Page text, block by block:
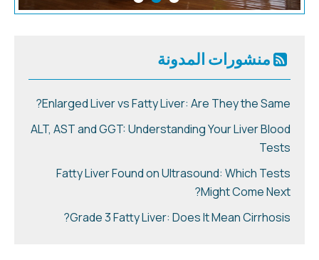
منشورات المدونة
Enlarged Liver vs Fatty Liver: Are They the Same?
ALT, AST and GGT: Understanding Your Liver Blood
Tests
Fatty Liver Found on Ultrasound: Which Tests
Might Come Next?
Grade 3 Fatty Liver: Does It Mean Cirrhosis?